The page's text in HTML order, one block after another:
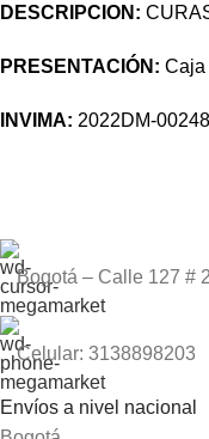
DESCRIPCION:
PRESENTACIÓN: Caja
INVIMA: 2022DM-
Bogotá – Calle 127 #
Celular: 3138898203
Envíos a nivel nacional